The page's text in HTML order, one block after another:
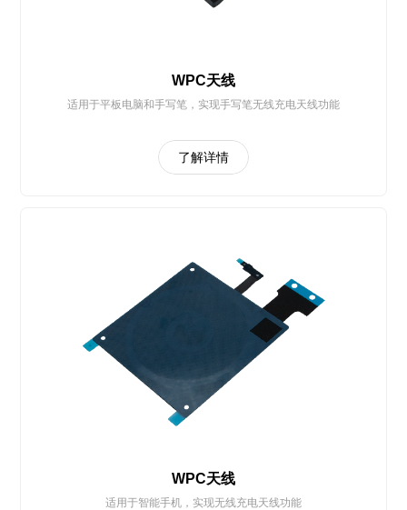
WPC天线
适用于平板电脑和手写笔，实现手写笔无线充电天线功能
了解详情
WPC天线
适用于智能手机，实现无线充电天线功能